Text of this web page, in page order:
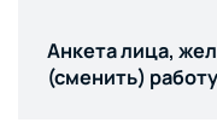
Анкета лица,
(сменить) работу